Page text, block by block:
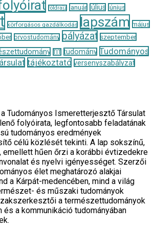
földrajz január július június
körforgásos gazdálkodás lapszám május
orvostudomány pályázat szeptember
TIT tudomány Tudományos
tájékoztató versenyszabályzat
Tudományos Ismeretterjesztő Társulat
folyóirata, legfontosabb feladatának
tudományos eredmények
célú közlését tekinti. A lap sokszínű,
emellett hűen őrzi a korábbi évtizedekre
és nyelvi igényességet. Szerzői
élet meghatározó alakjai
a Kárpát-medencében, mind a világ
és műszaki tudományok
a természettudományok
és a kommunikáció tudományában